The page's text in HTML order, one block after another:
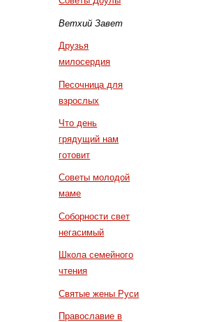
Ветхий Завет
Друзья
милосердия
Песочница для
взрослых
Что день
грядущий нам
готовит
Советы молодой
маме
Соборности свет
негасимый
Школа семейного
чтения
Святые жены Руси
Православие в